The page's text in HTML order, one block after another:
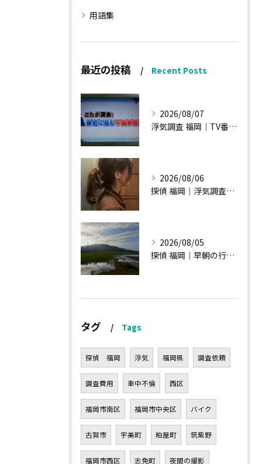
用語集
最近の投稿 Recent Posts
2026/08/07
浮気調査 福岡｜TV番組15分間の特集の時のお話①
2026/08/06
探偵 福岡｜浮気調査の現場から・・・・チハルさん特集
2026/08/05
探偵 福岡｜早朝の行動調査、初見一発勝負のような・・・・
タグ Tags
探偵 福岡 浮気 福岡県 調査依頼
調査費用 車中不倫 西区
福岡市南区 福岡市中央区 バイク
古賀市 宇美町 粕屋町 筑紫野
福岡市西区 志免町 夜間の撮影